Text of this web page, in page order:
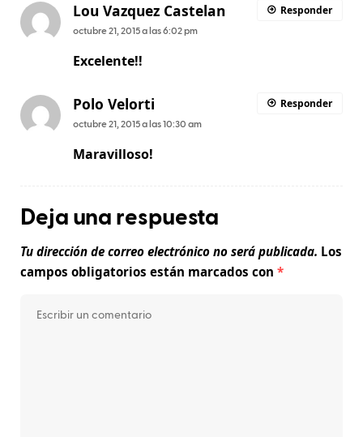
Lou Vazquez Castelan
octubre 21, 2015 a las 6:02 pm
Excelente!!
Responder
Polo Velorti
octubre 21, 2015 a las 10:30 am
Maravilloso!
Responder
Deja una respuesta
Tu dirección de correo electrónico no será publicada. Los
campos obligatorios están marcados con *